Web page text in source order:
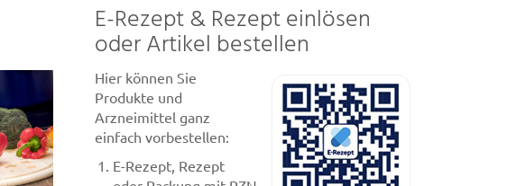
E-Rezept & Rezept einlösen
oder Artikel bestellen
Hier können Sie
Produkte und
Arzneimittel ganz
einfach vorbestellen:
E-Rezept, Rezept